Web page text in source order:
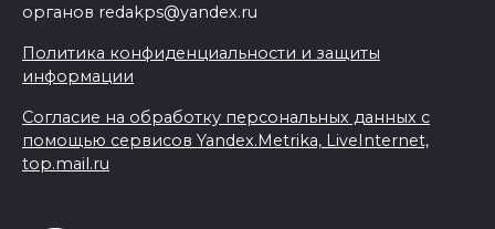
органов redakps@yandex.ru
Политика конфиденциальности и защиты
информации
Согласие на обработку персональных данных с
помощью сервисов Yandex.Metrika, LiveInternet,
top.mail.ru